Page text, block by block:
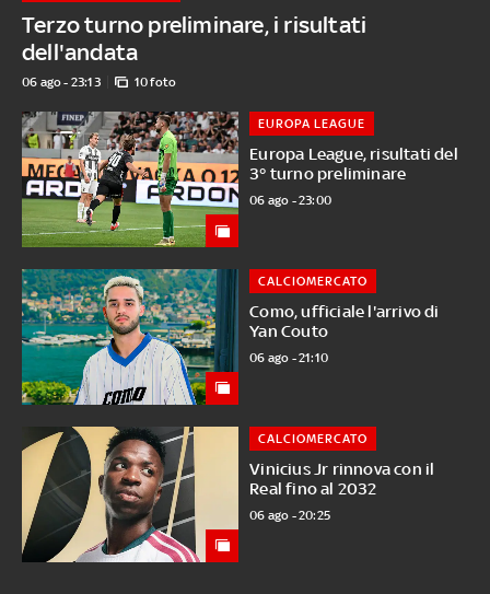
Terzo turno preliminare, i risultati
dell'andata
06 ago - 23:13 10 foto
Europa League, risultati del
3° turno preliminare
EUROPA LEAGUE
06 ago - 23:00
Como, ufficiale l'arrivo di
Yan Couto
CALCIOMERCATO
06 ago - 21:10
Vinicius Jr rinnova con il
Real fino al 2032
CALCIOMERCATO
06 ago - 20:25